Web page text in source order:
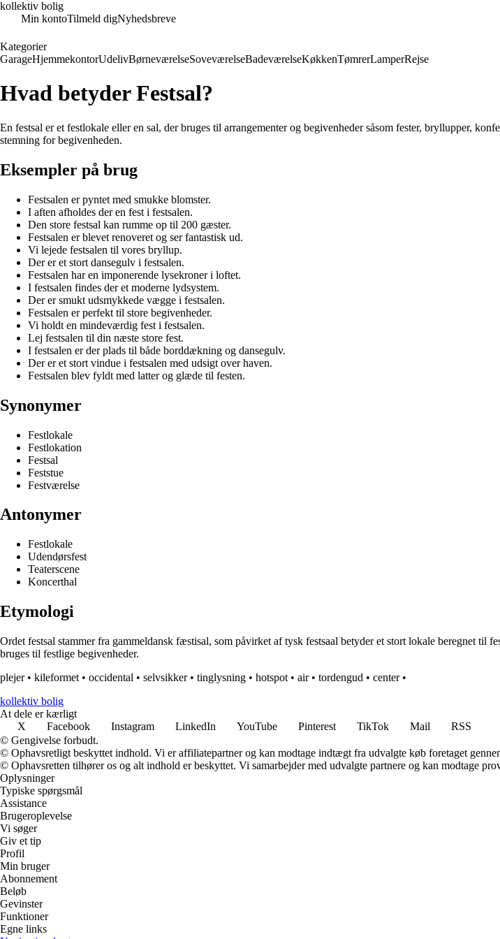
kollektiv bolig
Min kontoTilmeld digNyhedsbreve
Kategorier
GarageHjemmekontorUdelivBørneværelseSoveværelseBadeværelseKøkkenTømrerLamperRejse
Hvad betyder Festsal?
En festsal er et festlokale eller en sal, der bruges til arrangementer og begivenheder såsom fester, bryllupper,
stemning for begivenheden.
Eksempler på brug
Festsalen er pyntet med smukke blomster.
I aften afholdes der en fest i festsalen.
Den store festsal kan rumme op til 200 gæster.
Festsalen er blevet renoveret og ser fantastisk ud.
Vi lejede festsalen til vores bryllup.
Der er et stort dansegulv i festsalen.
Festsalen har en imponerende lysekroner i loftet.
I festsalen findes der et moderne lydsystem.
Der er smukt udsmykkede vægge i festsalen.
Festsalen er perfekt til store begivenheder.
Vi holdt en mindeværdig fest i festsalen.
Lej festsalen til din næste store fest.
I festsalen er der plads til både borddækning og dansegulv.
Der er et stort vindue i festsalen med udsigt over haven.
Festsalen blev fyldt med latter og glæde til festen.
Synonymer
Festlokale
Festlokation
Festsal
Feststue
Festværelse
Antonymer
Festlokale
Udendørsfest
Teaterscene
Koncerthal
Etymologi
Ordet festsal stammer fra gammeldansk fæstisal, som påvirket af tysk festsaal betyder et stort lokale beregnet til
bruges til festlige begivenheder.
plejer• kileformet • occidental • selvsikker• tinglysning • hotspot • air• tordengud • center•
kollektiv bolig
At dele er kærligt
X
Facebook Instagram LinkedIn YouTube Pinterest TikTok Mail
RSS
© Gengivelse forbudt.
© Ophavsretligt beskyttet indhold. Vi er affiliatepartner og kan modtage indtægt fra udvalgte køb foretaget
© Ophavsretten tilhører os og alt indhold er beskyttet. Vi samarbejder med udvalgte partnere og kan modtage
Oplysninger
Typiske spørgsmål
Assistance
Brugeroplevelse
Vi søger
Giv et tip
Profil
Min bruger
Abonnement
Beløb
Gevinster
Funktioner
Egne links